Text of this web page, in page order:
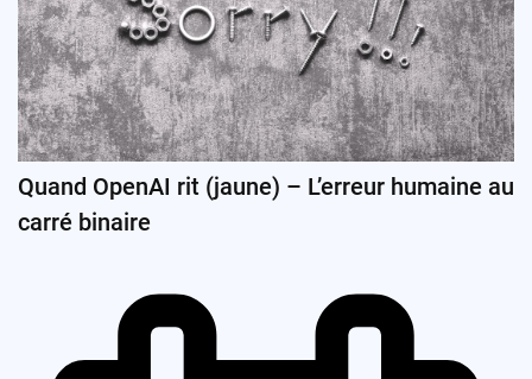
Quand OpenAI rit (jaune) – L’erreur humaine au
carré binaire